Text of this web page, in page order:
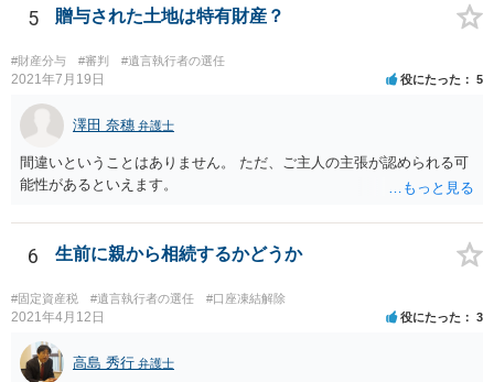
いう法律関係にありません。 遺言の内容と遺産の総額の通知、公正証
で、対応しましょう。 そのあとは遺留分の請求などがあればそれへの
対応となるでしょう。
5 贈与された土地は特有財産？
#財産分与 #審判 #遺言執行者の選任
2021年7月19日 役にたった 5
澤田 奈穗 弁護士
間違いということはありません。 ただ、ご主人の主張が認められる可
能性があるといえます。
6 生前に親から相続するかどうか
#固定資産税 #遺言執行者の選任 #口座凍結解除
2021年4月12日 役にたった 3
高島 秀行 弁護士